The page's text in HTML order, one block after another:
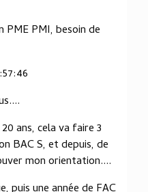
PMI, besoin de
ans, cela va faire 3
BAC S, et depuis, de
mon orientation....